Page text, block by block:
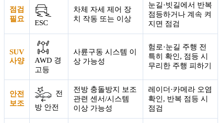
점검
필요
ESC
차체 자세 제어 장
치 작동 또는 이상
눈길·빗길에서 반복
점등하거나 계속 켜
지면 점검
SUV
사양
AWD 경
고등
사륜구동 시스템 이
상 가능성
험로·눈길 주행 전
특히 확인, 점등 시
무리한 주행 피하기
안전
보조
전
방 안전
전방 충돌방지 보조
관련 센서/시스템
이상 가능성
레이더·카메라 오염
확인, 반복 점등 시
점검